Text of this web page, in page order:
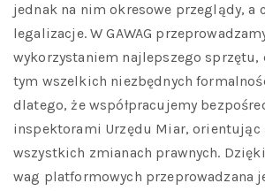
jednak na nim okresowe przeglądy, a
legalizacje. W GAWAG
wykorzystaniem najlepszego sprzętu,
tym wszelkich niezbędnych
dlatego, że współpracujemy
inspektorami Urzędu Miar, orientując
wszystkich zmianach prawnych.
wag platformowych przeprowadzana